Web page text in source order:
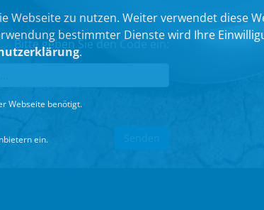
Bitte geben Sie den Code ein:
Webseite zu nutzen. Weiter verwendet diese
bestimmter Dienste wird Ihre
.
Webseite benötigt.
ein.